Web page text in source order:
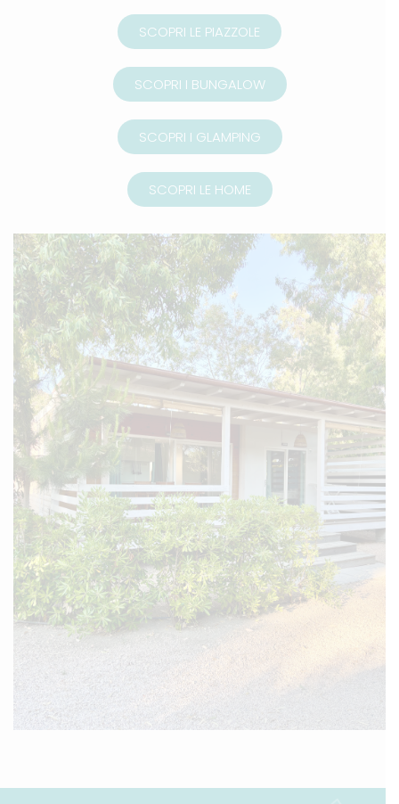
SCOPRI LE PIAZZOLE
SCOPRI I BUNGALOW
SCOPRI I GLAMPING
SCOPRI LE HOME